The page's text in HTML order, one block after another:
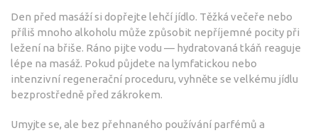
Den před masáží si dopřejte lehčí jídlo. Těžká večeře nebo
příliš mnoho alkoholu může způsobit nepříjemné pocity při
ležení na břiše. Ráno pijte vodu — hydratovaná tkáň reaguje
lépe na masáž. Pokud půjdete na lymfatickou nebo
intenzivní regenerační proceduru, vyhněte se velkému jídlu
bezprostředně před zákrokem.
Umyjte se, ale bez přehnaného používání parfémů a